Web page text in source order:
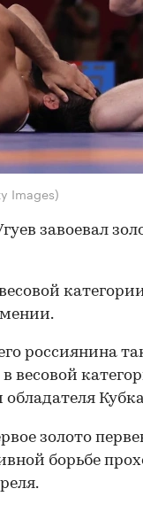
Images)
завоевал
россиянина
весовой
золото
борьбе